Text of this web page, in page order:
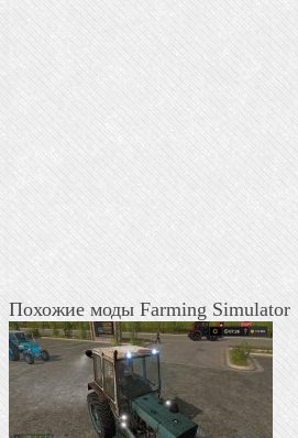
Похожие моды Farming Simulator